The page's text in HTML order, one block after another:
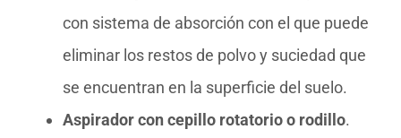
con sistema de absorción con el que puede
eliminar los restos de polvo y suciedad que
se encuentran en la superficie del suelo.
Aspirador con cepillo rotatorio o rodillo.